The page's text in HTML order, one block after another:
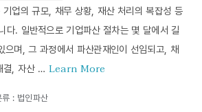
기업의 규모, 채무 상황, 재산 처리의 복잡성 등
다. 일반적으로 기업파산 절차는 몇 달에서 길
으며, 그 과정에서 파산관재인이 선임되고, 채
결, 자산 … Learn More
: 법인파산